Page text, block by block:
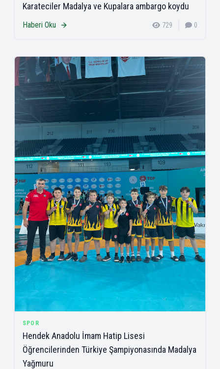
Karateciler Madalya ve Kupalara ambargo koydu
Haberi Oku 729 0
SPOR
Hendek Anadolu İmam Hatip Lisesi
Öğrencilerinden Türkiye Şampiyonasında Madalya
Yağmuru